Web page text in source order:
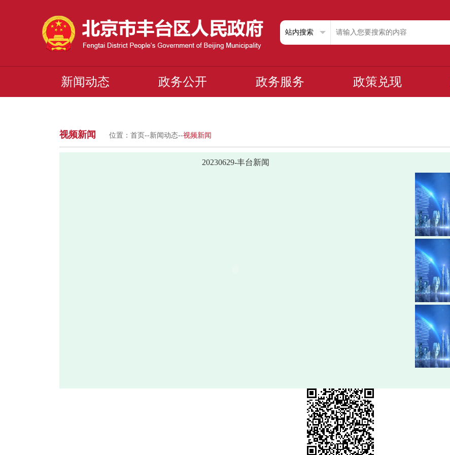
新闻动态 政务公开 政务服务 政策兑现
视频新闻 位置： 首页 --新闻动态--视频新闻
20230629-丰台新闻